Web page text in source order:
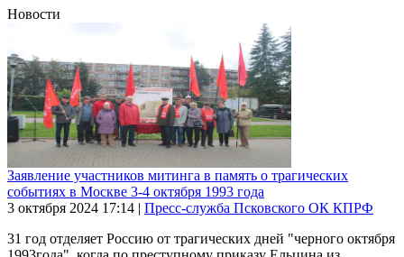
Новости
Заявление участников митинга в память о трагических
событиях в Москве 3-4 октября 1993 года
3 октября 2024 17:14 | Пресс-служба Псковского ОК КПРФ
31 год отделяет Россию от трагических дней "черного октября